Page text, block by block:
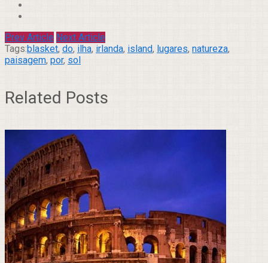
Prev Article Next Article
Tags:blasket, do, ilha, irlanda, island, lugares, natureza,
paisagem, por, sol
Related Posts